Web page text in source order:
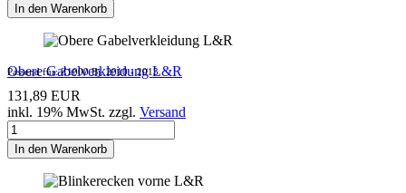
In den Warenkorb
Obere Gabelverkleidung L&R
Passend für: Z1000 Bj. 2010 - 2013
131,89 EUR
inkl. 19% MwSt. zzgl. Versand
In den Warenkorb